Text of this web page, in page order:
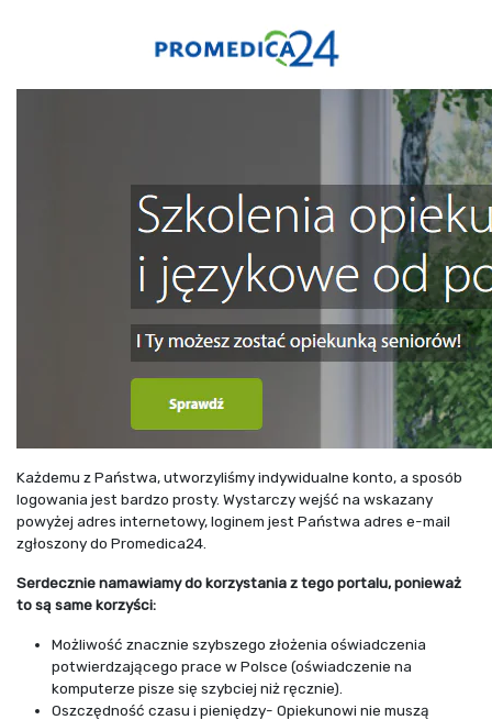
Każdemu z Państwa, utworzyliśmy indywidualne konto, a sposób
logowania jest bardzo prosty. Wystarczy wejść na wskazany
powyżej adres internetowy, loginem jest Państwa adres e-mail
zgłoszony do Promedica24.
Serdecznie namawiamy do korzystania z tego portalu, ponieważ
to są same korzyści:
Możliwość znacznie szybszego złożenia oświadczenia
potwierdzającego prace w Polsce (oświadczenie na
komputerze pisze się szybciej niż ręcznie).
Oszczędność czasu i pieniędzy- Opiekunowi nie muszą